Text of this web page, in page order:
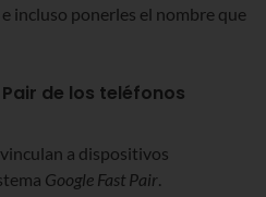
incluso ponerles el nombre que
de los teléfonos
a dispositivos
Google Fast Pair.